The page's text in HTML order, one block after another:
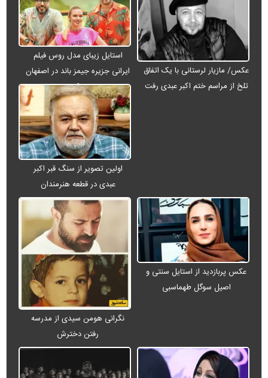
عکس/ مازیار لرستانی با یک اتفاق
تلخ از مراسم ختم اکبر عبدی رفت
استایل زیبای مدل روس فیلم
ایرانی جزیره جیمز باند در اصفهان
+ عکس
اولین تصویر از سنگ قبر اکبر
عبدی در قطعه هنرمندان
عکس پربازدید از استایل سنتی و
اصیل سوگل طهماسبی
نگرانی هومن سیدی از مدرسه
رفتن دخترش